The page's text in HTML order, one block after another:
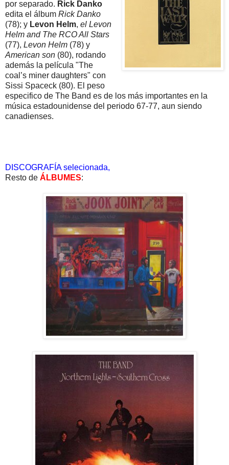
por separado. Rick Danko
edita el álbum Rick Danko
(78); y Levon Helm, el Levon
Helm and The RCO All Stars
(77), Levon Helm (78) y
American son (80), rodando
además la película "The
coal’s miner daughters" con
Sissi Spaceck (80). El peso
especifico de The Band es de los más importantes en la
música estadounidense del periodo 67-77, aun siendo
canadienses.
DISCOGRAFÍA selecionada,
Resto de ÁLBUMES: